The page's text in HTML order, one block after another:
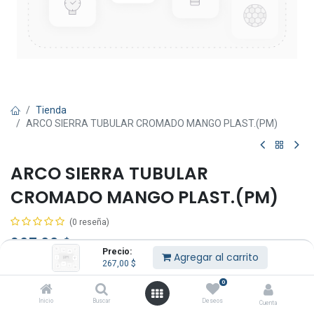
Precio:
267,00 $ Agregar al carrito
Inicio Buscar
0
Deseos Cuenta
Tienda
ARCO SIERRA TUBULAR CROMADO MANGO PLAST.(PM)
ARCO SIERRA TUBULAR
CROMADO MANGO PLAST.(PM)
(0 reseña)
267,00$ IVA Incluido